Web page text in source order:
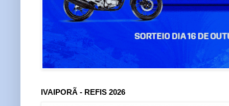
IVAIPORÃ - REFIS 2026